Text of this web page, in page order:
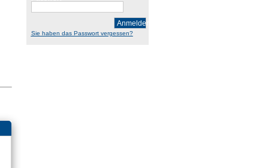
Anmelden
Sie haben das Passwort vergessen?